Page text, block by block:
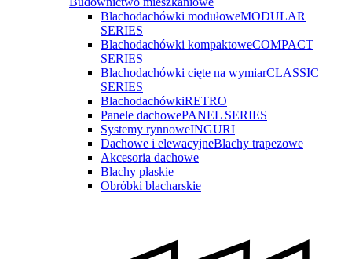
Blachodachówki modułoweMODULAR
SERIES
Blachodachówki kompaktoweCOMPACT
SERIES
Blachodachówki cięte na wymiarCLASSIC
SERIES
BlachodachówkiRETRO
Panele dachowePANEL SERIES
Systemy rynnoweINGURI
Dachowe i elewacyjneBlachy trapezowe
Akcesoria dachowe
Blachy płaskie
Obróbki blacharskie